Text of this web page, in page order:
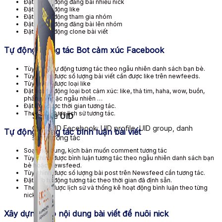
Simple UID
Quét UID Facebook: UID profile, UID group, danh
sách tương tác
Đặt lịch tự động đăng bài nhiều nick
Đặt lịch tự động like
Đặt lịch tự động tham gia nhóm
Đặt lịch tự động đăng bài lên nhóm
Đặt lịch tự động clone bài viết
Tự động tương tác Bot cảm xúc Facebook
Tùy chỉnh tự động tương tác theo ngẫu nhiên danh sách bạn bè.
Tùy chỉnh được số lượng bài viết cần được like trên newfeeds.
Tùy chỉnh được loại like
Đặt lịch tự động loại bot cảm xúc: like, thả tim, haha, wow, buồn,
phẩn nộ hoặc ngẫu nhiên …
Đặt lịch được thời gian tương tác.
Theo dõi được lịch sử tương tác.
Tự động tương tác bình luận bài viết
Soạn nội dung, kịch bản muốn comment tương tác
Tùy chỉnh được bình luận tương tác theo ngẫu nhiên danh sách bạn
bè hoặc Newsfeed.
Tùy chỉnh được số lượng bài post trên Newsfeed cần tương tác.
Đặt lịch tự động tương tác theo thời gian đã định sẵn.
Theo dõi được lịch sử và thống kê hoạt động bình luận theo từng
nick.
Xây dựng kho nội dung bài viết để nuôi nick